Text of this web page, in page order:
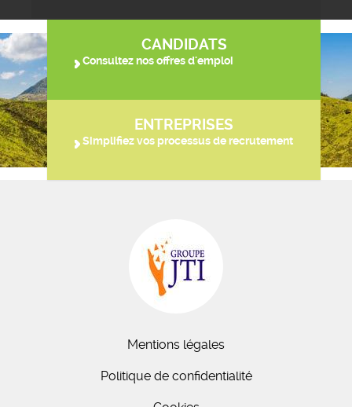
CANDIDATS
Consultez nos offres d'emploi
ENTREPRISES
Simplifiez vos processus de recrutement
Mentions légales
Politique de confidentialité